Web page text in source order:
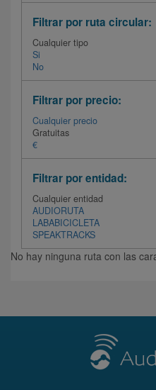
Filtrar por ruta circular:
Cualquier tipo
Si
No
Filtrar por precio:
Cualquier precio
Gratuitas
€
Filtrar por entidad:
Cualquier entidad
AUDIORUTA
LABABICICLETA
SPEAKTRACKS
No hay ninguna ruta con las